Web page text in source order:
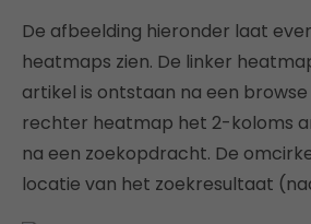
De afbeelding hieronder laat
heatmaps zien. De linker
artikel is ontstaan na een
rechter heatmap het 2-koloms
na een zoekopdracht. De
locatie van het zoekresultaat